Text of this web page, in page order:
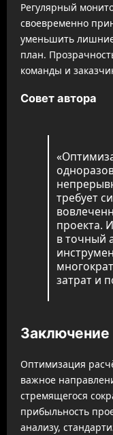
Регулярный
своевременно
уменьшить
план.
команды и
Совет автора
требует
проекта.
в точный
затрат и
Заключение
Оптимизация
важное
стремящегося
прибыльность
анализу,